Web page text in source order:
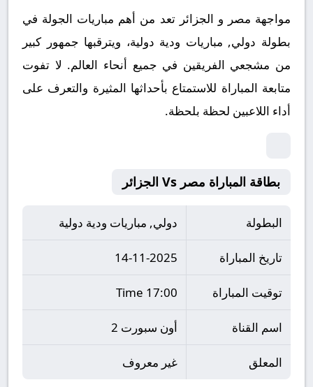
مواجهة مصر و الجزائر تعد من أهم مباريات الجولة في
بطولة دولي, مباريات ودية دولية، ويترقبها جمهور كبير
من مشجعي الفريقين في جميع أنحاء العالم. لا تفوت
متابعة المباراة للاستمتاع بأحداثها المثيرة والتعرف على
أداء اللاعبين لحظة بلحظة.
بطاقة المباراة مصر Vs الجزائر
البطولة دولي, مباريات ودية دولية
تاريخ المباراة 14-11-2025
توقيت المباراة 17:00 Time
اسم القناة أون سبورت 2
المعلق غير معروف